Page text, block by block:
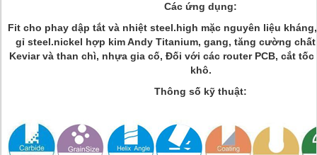
Các ứng dụng:
Fit cho phay dập tắt và nhiệt steel.high mặc nguyên liệu
gỉ steel.nickel hợp kim Andy Titanium, gang, tăng cường
Keviar và than chì, nhựa gia cố, Đối với các router PCB, cắt
khô.
Thông số kỹ thuật: